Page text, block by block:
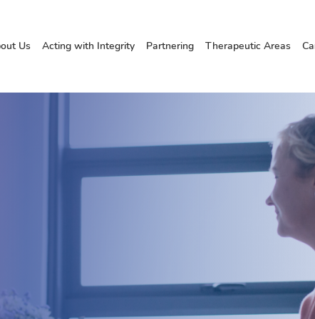
Us Acting with Integrity Partnering Therapeutic Areas